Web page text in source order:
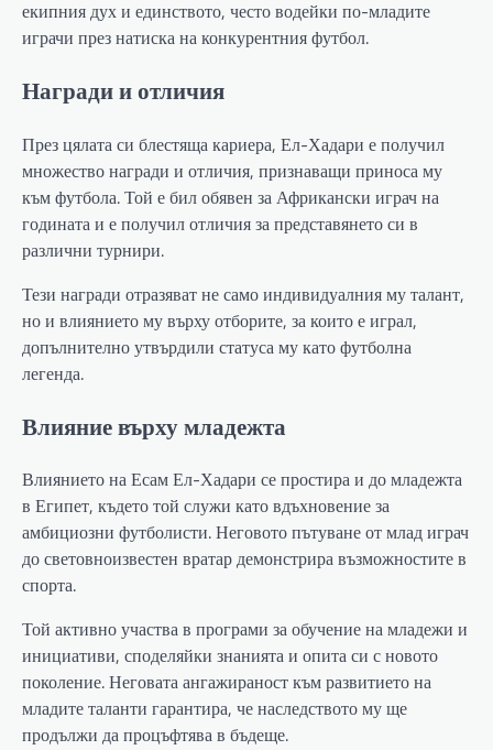
екипния дух и единството, често водейки по-младите
играчи през натиска на конкурентния футбол.
Награди и отличия
През цялата си блестяща кариера, Ел-Хадари е получил
множество награди и отличия, признаващи приноса му
към футбола. Той е бил обявен за Африкански играч на
годината и е получил отличия за представянето си в
различни турнири.
Тези награди отразяват не само индивидуалния му талант,
но и влиянието му върху отборите, за които е играл,
допълнително утвърдили статуса му като футболна
легенда.
Влияние върху младежта
Влиянието на Есам Ел-Хадари се простира и до младежта
в Египет, където той служи като вдъхновение за
амбициозни футболисти. Неговото пътуване от млад играч
до световноизвестен вратар демонстрира възможностите в
спорта.
Той активно участва в програми за обучение на младежи и
инициативи, споделяйки знанията и опита си с новото
поколение. Неговата ангажираност към развитието на
младите таланти гарантира, че наследството му ще
продължи да процъфтява в бъдеще.